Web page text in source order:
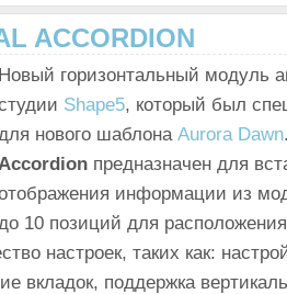
ACCORDION
Новый горизонтальный модуль
Shape5, который был
нового шаблона Aurora Dawn
предназначен для
информации из
10 позиций для
настроек, таких как:
вкладок, поддержка